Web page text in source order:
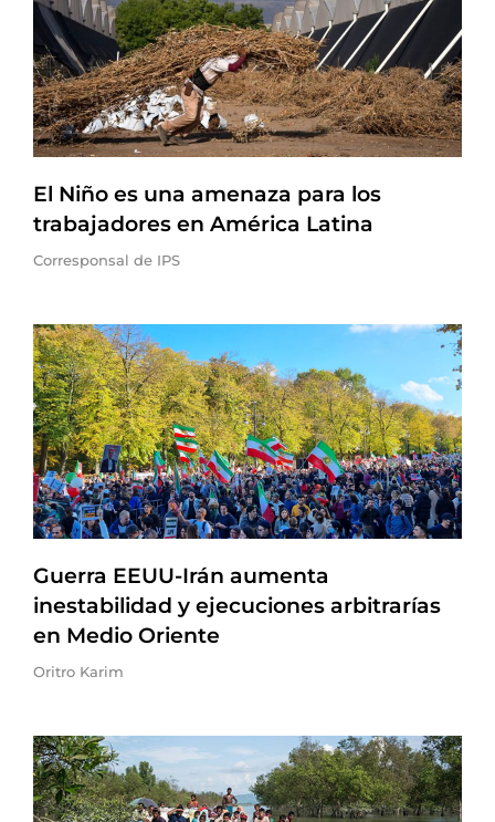
El Niño es una amenaza para los
trabajadores en América Latina
Corresponsal de IPS
Guerra EEUU-Irán aumenta
inestabilidad y ejecuciones arbitrarías
en Medio Oriente
Oritro Karim